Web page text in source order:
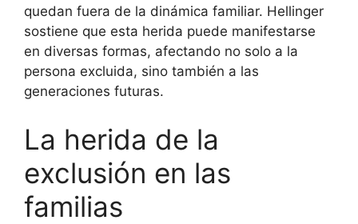
quedan fuera de la dinámica familiar. Hellinger
sostiene que esta herida puede manifestarse
en diversas formas, afectando no solo a la
persona excluida, sino también a las
generaciones futuras.
La herida de la
exclusión en las
familias